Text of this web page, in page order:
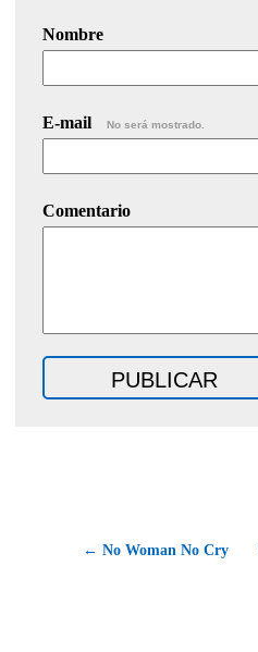
Nombre
E-mail No será mostrado.
Comentario
← No Woman No Cry